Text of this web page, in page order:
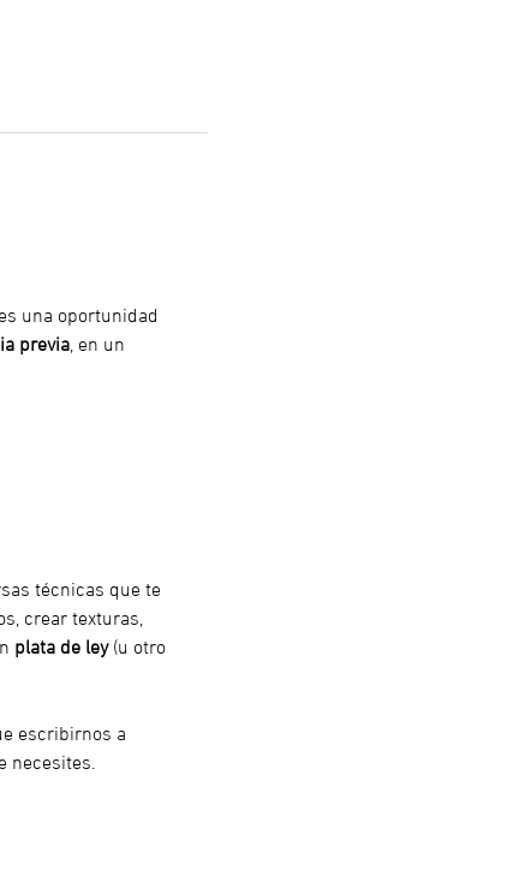
una oportunidad
previa, en un
técnicas que te
crear texturas,
plata de ley (u otro
escribirnos a
necesites.